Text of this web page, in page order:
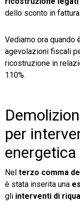
dello sconto in
Vediamo ora
agevolazioni fiscali
ricostruzione in
110%.
per
energetica
Nel terzo comma
è stata inserita una
gli interventi di